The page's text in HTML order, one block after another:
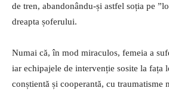
de tren, abandonându-și astfel soția pe
dreapta șoferului.
Numai că, în mod miraculos, femeia a
iar echipajele de intervenție sosite la fața
conștientă și cooperantă, cu traumatisme